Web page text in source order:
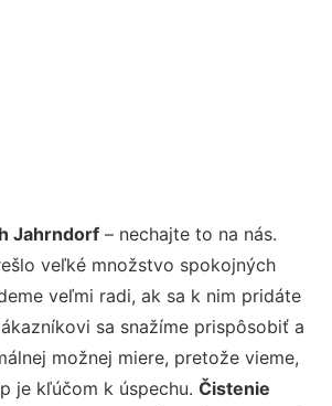
Jahrndorf – nechajte to na nás.
veľké množstvo spokojných
veľmi radi, ak sa k nim pridáte
sa snažíme prispôsobiť a
možnej miere, pretože vieme,
je kľúčom k úspechu. Čistenie